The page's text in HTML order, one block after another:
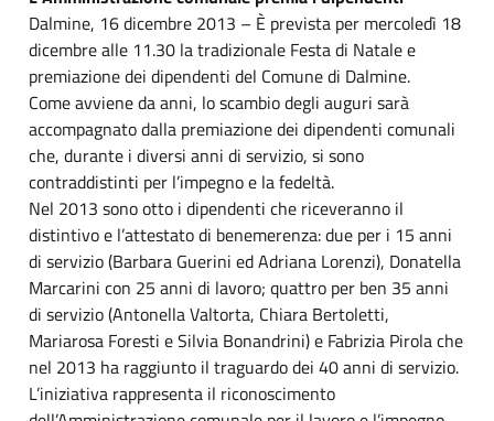
Dalmine, 16 dicembre 2013 – È prevista per mercoledì 18
dicembre alle 11.30 la tradizionale Festa di Natale e
premiazione dei dipendenti del Comune di Dalmine.
Come avviene da anni, lo scambio degli auguri sarà
accompagnato dalla premiazione dei dipendenti comunali
che, durante i diversi anni di servizio, si sono
contraddistinti per l’impegno e la fedeltà.
Nel 2013 sono otto i dipendenti che riceveranno il
distintivo e l’attestato di benemerenza: due per i 15 anni
di servizio (Barbara Guerini ed Adriana Lorenzi), Donatella
Marcarini con 25 anni di lavoro; quattro per ben 35 anni
di servizio (Antonella Valtorta, Chiara Bertoletti,
Mariarosa Foresti e Silvia Bonandrini) e Fabrizia Pirola che
nel 2013 ha raggiunto il traguardo dei 40 anni di servizio.
L’iniziativa rappresenta il riconoscimento